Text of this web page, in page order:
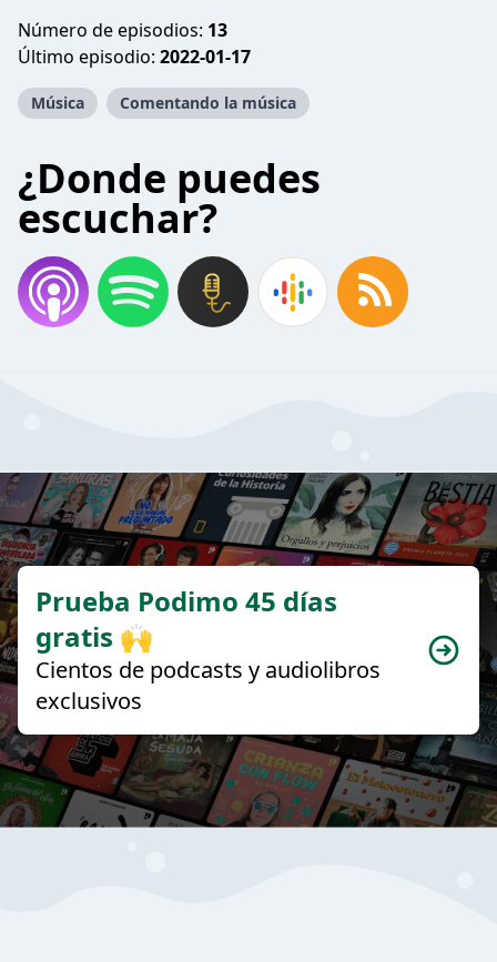
Número de episodios: 13
Último episodio: 2022-01-17
Música Comentando la música
¿Donde puedes
escuchar?
Prueba Podimo 45 días
gratis 🙌
Cientos de podcasts y audiolibros
exclusivos